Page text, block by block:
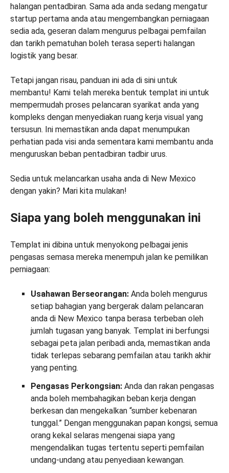
halangan pentadbiran. Sama ada anda sedang mengatur
startup pertama anda atau mengembangkan perniagaan
sedia ada, geseran dalam mengurus pelbagai pemfailan
dan tarikh pematuhan boleh terasa seperti halangan
logistik yang besar.
Tetapi jangan risau, panduan ini ada di sini untuk
membantu! Kami telah mereka bentuk templat ini untuk
mempermudah proses pelancaran syarikat anda yang
kompleks dengan menyediakan ruang kerja visual yang
tersusun. Ini memastikan anda dapat menumpukan
perhatian pada visi anda sementara kami membantu anda
menguruskan beban pentadbiran tadbir urus.
Sedia untuk melancarkan usaha anda di New Mexico
dengan yakin? Mari kita mulakan!
Siapa yang boleh menggunakan ini
Templat ini dibina untuk menyokong pelbagai jenis
pengasas semasa mereka menempuh jalan ke pemilikan
perniagaan:
Usahawan Berseorangan: Anda boleh mengurus
setiap bahagian yang bergerak dalam pelancaran
anda di New Mexico tanpa berasa terbeban oleh
jumlah tugasan yang banyak. Templat ini berfungsi
sebagai peta jalan peribadi anda, memastikan anda
tidak terlepas sebarang pemfailan atau tarikh akhir
yang penting.
Pengasas Perkongsian: Anda dan rakan pengasas
anda boleh membahagikan beban kerja dengan
berkesan dan mengekalkan “sumber kebenaran
tunggal.” Dengan menggunakan papan kongsi, semua
orang kekal selaras mengenai siapa yang
mengendalikan tugas tertentu seperti pemfailan
undang-undang atau penyediaan kewangan.